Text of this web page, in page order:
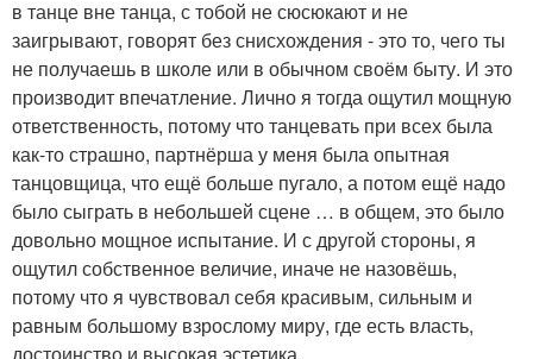
в танце вне танца, с тобой не сюсюкают и не
заигрывают, говорят без снисхождения - это то, чего ты
не получаешь в школе или в обычном своём быту. И это
производит впечатление. Лично я тогда ощутил мощную
ответственность, потому что танцевать при всех была
как-то страшно, партнёрша у меня была опытная
танцовщица, что ещё больше пугало, а потом ещё надо
было сыграть в небольшей сцене … в общем, это было
довольно мощное испытание. И с другой стороны, я
ощутил собственное величие, иначе не назовёшь,
потому что я чувствовал себя красивым, сильным и
равным большому взрослому миру, где есть власть,
достоинство и высокая эстетика.